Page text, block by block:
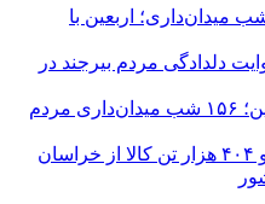
در ۱۵۷مین شب میدان‌داری؛ اربعین با
دلدادگی مردم بیرجند در
خراسان جنوبی در شب اربعین؛ ۱۵۶ شب میدان‌داری مردم
جابه جایی بیش از ۲ میلیون و ۴۰۴ هزار تن کالا از خراسان